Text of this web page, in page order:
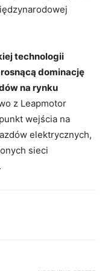
technologii
dominację
na rynku
z Leapmotor
wejścia na
elektrycznych,
sieci